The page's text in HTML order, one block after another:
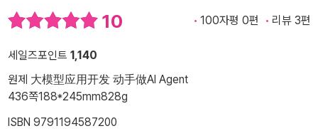
10 100자평 0편 리뷰 3편
세일즈포인트 1,140
원제 大模型应用开发 动手做AI Agent
436쪽188*245mm828g
ISBN 9791194587200